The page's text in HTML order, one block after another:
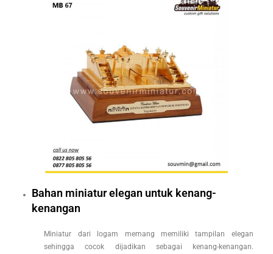
Bahan miniatur elegan untuk kenang-
kenangan
Miniatur dari logam memang memiliki tampilan elegan
sehingga cocok dijadikan sebagai kenang-kenangan.